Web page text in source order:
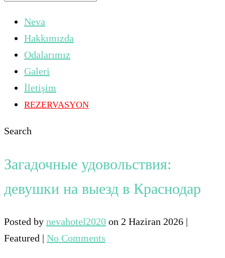
Neva
Hakkımızda
Odalarımız
Galeri
İletişim
REZERVASYON
Search
Загадочные удовольствия:
девушки на выезд в Краснодар
Posted by nevahotel2020 on 2 Haziran 2026 |
Featured | No Comments